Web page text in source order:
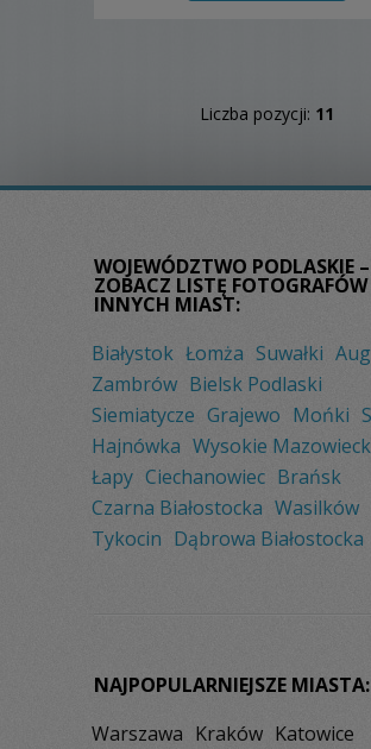
Liczba pozycji: 11
WOJEWÓDZTWO PODLASKIE –
ZOBACZ LISTĘ FOTOGRAFÓW
INNYCH MIAST:
Białystok Łomża Suwałki
Zambrów Bielsk Podlaski
Siemiatycze Grajewo Mońki
Hajnówka Wysokie
Łapy Ciechanowiec Brańsk
Czarna Białostocka Wasilków
Tykocin Dąbrowa Białostocka
NAJPOPULARNIEJSZE MIASTA:
Warszawa Kraków Katowice